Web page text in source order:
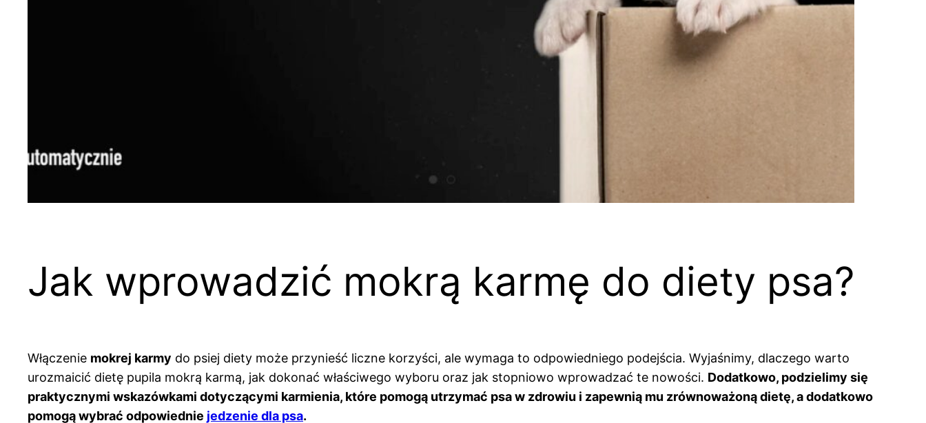
Jak wprowadzić mokrą karmę do diety psa?
Włączenie mokrej karmy do psiej diety może przynieść liczne korzyści, ale wymaga to odpowiedniego podejścia. Wyjaśnimy, dlaczego warto
urozmaicić dietę pupila mokrą karmą, jak dokonać właściwego wyboru oraz jak stopniowo wprowadzać te nowości. Dodatkowo, podzielimy się
praktycznymi wskazówkami dotyczącymi karmienia, które pomogą utrzymać psa w zdrowiu i zapewnią mu zrównoważoną dietę, a dodatkowo
pomogą wybrać odpowiednie jedzenie dla psa.